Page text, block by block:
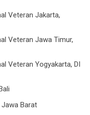
Veteran Jakarta,
Veteran Jawa Timur,
Veteran Yogyakarta, DI
Jawa Barat